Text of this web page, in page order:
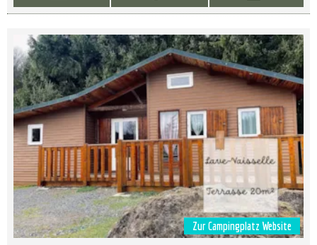
Zur Campingplatz Website